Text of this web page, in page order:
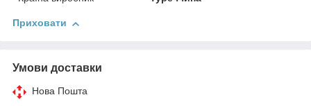
Приховати
Умови доставки
Нова Пошта